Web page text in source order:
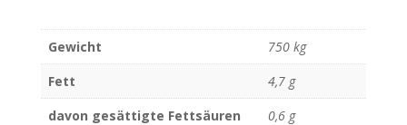
Gewicht
750 kg
Fett
4,7 g
davon gesättigte Fettsäuren
0,6 g